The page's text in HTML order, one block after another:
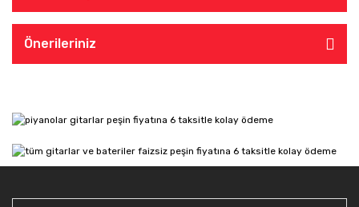
Önerileriniz